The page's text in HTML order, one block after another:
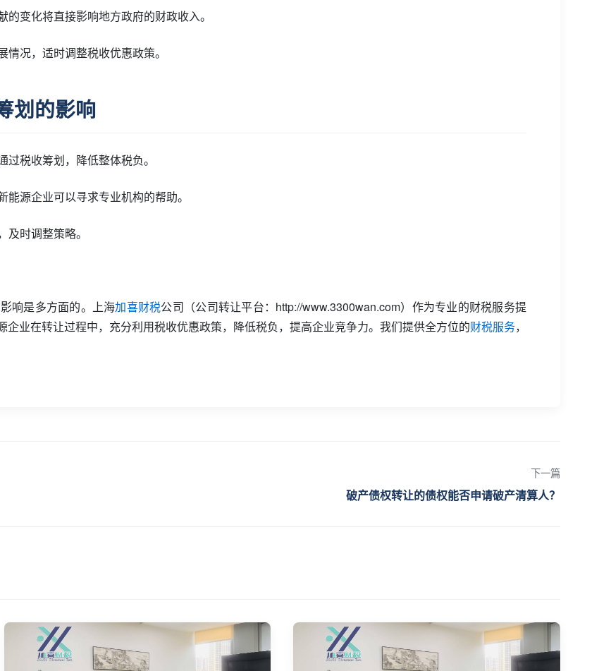
变化将直接影响地方政府的财政收入。
况，适时调整税收优惠政策。
划的影响
税收筹划，降低整体税负。
源企业可以寻求专业机构的帮助。
时调整策略。
响是多方面的。上海加喜财税公司（公司转让平台：http://www.3300wan.com）作为专业的财税服务提
业在转让过程中，充分利用税收优惠政策，降低税负，提高企业竞争力。我们提供全方位的财税服务，
下一篇
破产债权转让的债权能否申请破产清算人？